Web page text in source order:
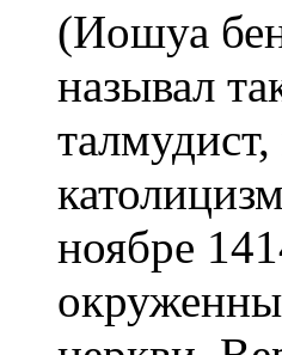
(Иошуа
называл
ноябре